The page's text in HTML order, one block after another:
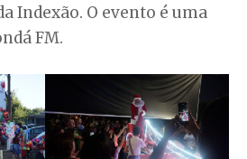
Indexão. O evento é uma
FM.